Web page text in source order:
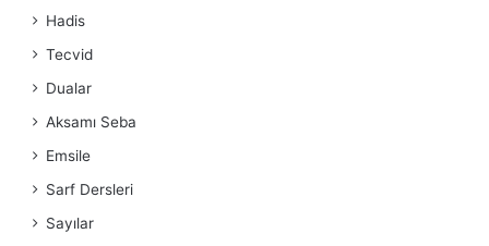
Hadis
Tecvid
Dualar
Aksamı Seba
Emsile
Sarf Dersleri
Sayılar